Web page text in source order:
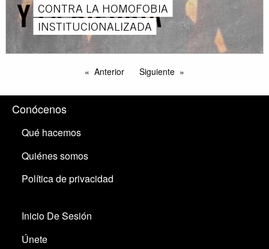
CONTRA LA HOMOFOBIA
INSTITUCIONALIZADA
Anterior Siguiente
Conócenos
Qué hacemos
Quiénes somos
Política de privacidad
Inicio De Sesión
Únete